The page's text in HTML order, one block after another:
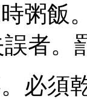
粥飯
者。
必須